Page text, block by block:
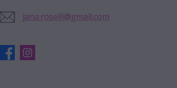
jana.roselli@gmail.com